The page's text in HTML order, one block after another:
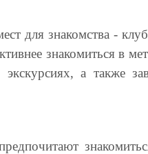
для знакомства -
знакомиться в
а также